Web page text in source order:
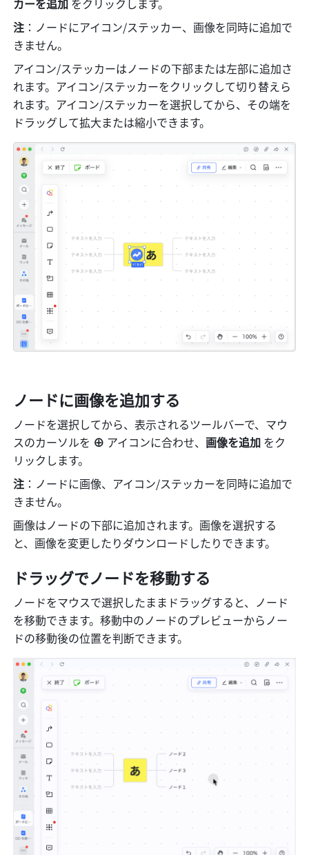
注 ：ノードにアイコン/ステッカー、画像を同時に追加で
きません。
アイコン/ステッカーはノードの下部または左部に追加さ
れます。アイコン/ステッカーをクリックして切り替えら
れます。アイコン/ステッカーを選択してから、その端を
ドラッグして拡大または縮小できます。
ノードに画像を追加する
ノードを選択してから、表示されるツールバーで、マウ
スのカーソルを ⊕ アイコンに合わせ、 画像を追加 をク
リックします。
注 ：ノードに画像、アイコン/ステッカーを同時に追加で
きません。
画像はノードの下部に追加されます。画像を選択する
と、画像を変更したりダウンロードしたりできます。
ドラッグでノードを移動する
ノードをマウスで選択したままドラッグすると、ノード
を移動できます。移動中のノードのプレビューからノー
ドの移動後の位置を判断できます。